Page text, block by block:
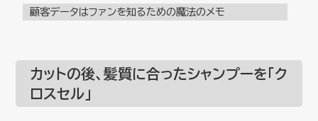
顧客データはファンを知るための魔法のメモ
カットの後、髪質に合ったシャンプーを「ク
ロスセル」